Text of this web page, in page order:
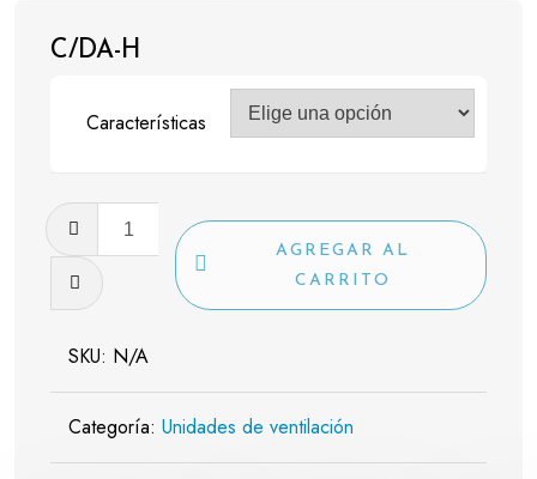
C/DA-H
Características
H
cantidad
AGREGAR AL
CARRITO
SKU: N/A
Categoría: Unidades de ventilación